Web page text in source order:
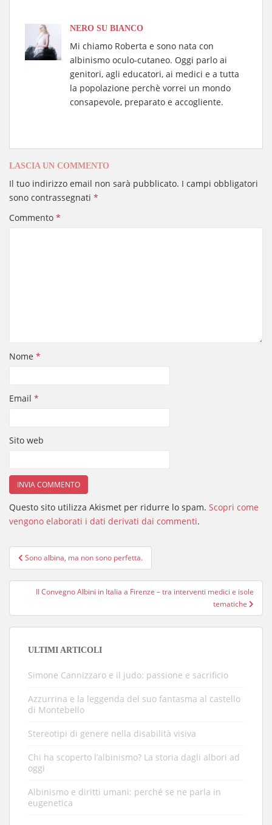
pp
nk
NERO SU BIANCO
Mi chiamo Roberta e sono nata con
albinismo oculo-cutaneo. Oggi parlo ai
genitori, agli educatori, ai medici e a tutta
la popolazione perchè vorrei un mondo
consapevole, preparato e accogliente.
LASCIA UN COMMENTO
Il tuo indirizzo email non sarà pubblicato. I campi obbligatori
sono contrassegnati *
Commento *
Nome *
Email *
Sito web
Questo sito utilizza Akismet per ridurre lo spam. Scopri come
vengono elaborati i dati derivati dai commenti.
Navigazione
articoli
Sono albina, ma non sono perfetta.
II Convegno Albini in Italia a Firenze – tra interventi medici e isole
tematiche
ULTIMI ARTICOLI
Simone Cannizzaro e il judo: passione e sacrificio
Azzurrina e la leggenda del suo fantasma al castello
di Montebello
Stereotipi di genere nella disabilità visiva
Chi ha scoperto l’albinismo? La storia dagli albori ad
oggi
Albinismo e diritti umani: perché se ne parla in
eugenetica